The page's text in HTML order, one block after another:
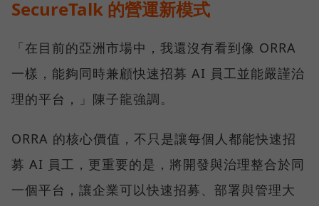
SecureTalk 的營運新模式
「在目前的亞洲市場中，我還沒有看到像 ORRA
一樣，能夠同時兼顧快速招募 AI 員工並能嚴謹治
理的平台，」陳子龍強調。
ORRA 的核心價值，不只是讓每個人都能快速招
募 AI 員工，更重要的是，將開發與治理整合於同
一個平台，讓企業可以快速招募、部署與管理大